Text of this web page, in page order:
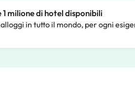
milione di hotel disponibili
in tutto il mondo, per ogni